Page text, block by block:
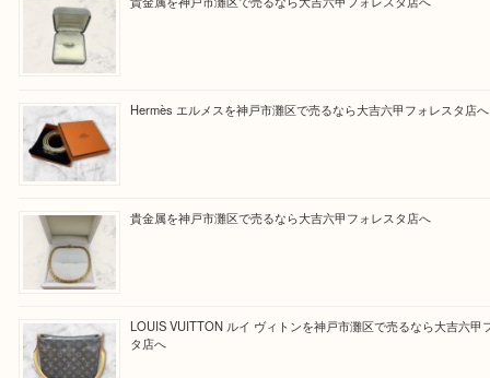
そんなときはお気軽に上記フォームより出張買取
さい。
大吉のフォレスタ六甲店に来てよかった！そう思っ
けるよう丁寧に査定させていただきます。
Facebook
Twitter
Line
買取ブログ検索